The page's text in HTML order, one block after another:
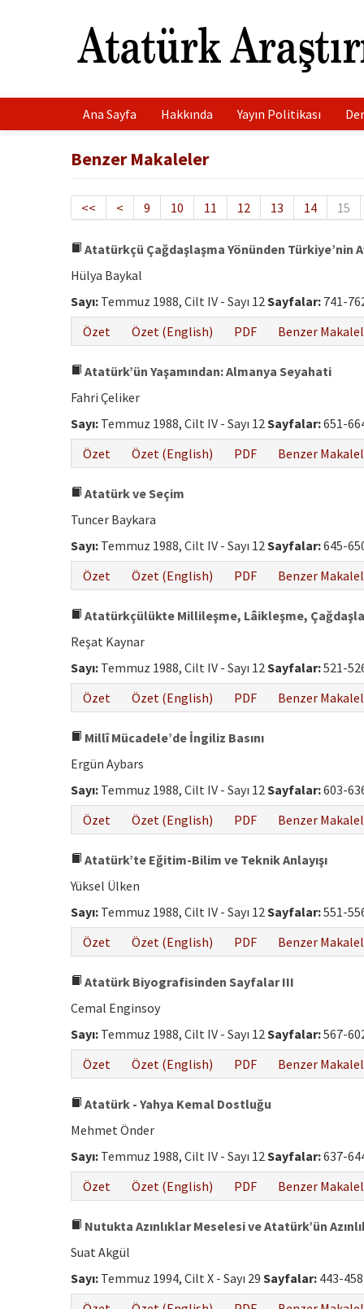
Ana Sayfa Hakkında Yayın Politikası
Benzer Makaleler
<< < 9 10 11 12 13 14 15
Atatürkçü Çağdaşlaşma Yönünden Türkiye’nin
Hülya Baykal
Sayı: Temmuz 1988, Cilt IV - Sayı 12Sayfalar: 741-
Özet
Özet (English) PDF Benzer
Atatürk’ün Yaşamından: Almanya Seyahati
Fahri Çeliker
Sayı: Temmuz 1988, Cilt IV - Sayı 12Sayfalar:651-
Özet
Özet (English) PDF Benzer
Atatürk ve Seçim
Tuncer Baykara
Sayı: Temmuz 1988, Cilt IV - Sayı 12Sayfalar:645-
Özet
Özet (English) PDF Benzer
Atatürkçülükte Millileşme, Lâikleşme,
Reşat Kaynar
Sayı: Temmuz 1988, Cilt IV - Sayı 12Sayfalar:521-
Özet
Özet (English) PDF Benzer
Millî Mücadele’de İngiliz Basını
Ergün Aybars
Sayı: Temmuz 1988, Cilt IV - Sayı 12Sayfalar:603-
Özet
Özet (English) PDF Benzer
Atatürk’te Eğitim-Bilim ve Teknik Anlayışı
Yüksel Ülken
Sayı: Temmuz 1988, Cilt IV - Sayı 12Sayfalar:551-
Özet
Özet (English) PDF Benzer
Atatürk Biyografisinden Sayfalar III
Cemal Enginsoy
Sayı: Temmuz 1988, Cilt IV - Sayı 12Sayfalar:567-
Özet
Özet (English) PDF Benzer
Atatürk - Yahya Kemal Dostluğu
Mehmet Önder
Sayı: Temmuz 1988, Cilt IV - Sayı 12Sayfalar:637-
Özet
Özet (English) PDF Benzer
Nutukta Azınlıklar Meselesi ve Atatürk’ün
Suat Akgül
Sayı: Temmuz 1994, Cilt X - Sayı 29 Sayfalar: 443-458